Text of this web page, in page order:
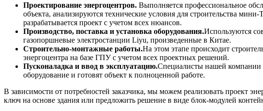
Проектирование энергоцентров. Выполняется профессиональное
объекта, анализируются технические условия для строительства
разрабатывается проект с учетом всех нюансов.
Производство, поставка и установка оборудования.Используются
газопоршневые электростанции Liyu, произведенные в Китае.
Строительно-монтажные работы.На этом этапе происходит
энергоцентра на базе ГПУ с учетом всех проектных решений.
Пусконаладка и ввод в эксплуатацию.Специалисты нашей компании
оборудование и готовят объект к полноценной работе.
В зависимости от потребностей заказчика, мы можем реализовать проект
ключ на основе здания или предложить решение в виде блок-модулей